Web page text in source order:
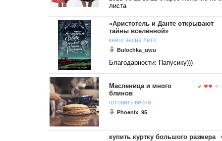
листа
«Аристотель и Данте открывают
тайны вселенной»
книги весна лето
Bulochka_uwu
Благодарности: Папусику)))
Масленица и много
блинов
готовить весна
Phoenix_95
купить куртку большого размера